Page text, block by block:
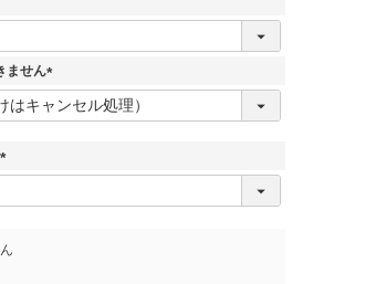
ません
(
必
(